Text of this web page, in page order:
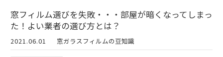
窓フィルム選びを失敗・・・部屋が暗くなってしまっ
た！よい業者の選び方とは？
2021.06.01 窓ガラスフィルムの豆知識